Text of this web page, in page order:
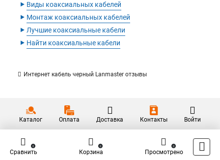
‣ Виды коаксиальных кабелей
‣ Монтаж коаксиальных кабелей
‣ Лучшие коаксиальные кабели
‣ Найти коаксиальные кабели
Интернет кабель черный Lanmaster отзывы
Каталог Оплата Доставка Контакты Войти
Сравнить
0
Корзина
0
Просмотрено
0